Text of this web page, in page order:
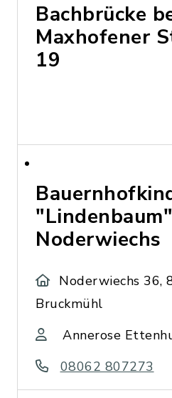
Bachbrücke
Maxhofener
19
"Lindenbaum"
Noderwiechs
Noderwiechs 36,
Bruckmühl
Annerose
08062 807273